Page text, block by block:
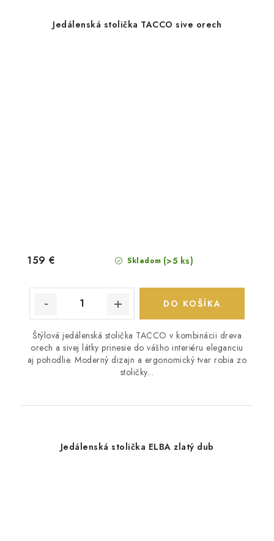
Jedálenská stolička TACCO sive orech
Skladom (>5 ks)
159 €
DO KOŠÍKA
Štýlová jedálenská stolička TACCO v kombinácii dreva
orech a sivej látky prinesie do vášho interiéru eleganciu
aj pohodlie. Moderný dizajn a ergonomický tvar robia zo
stoličky...
Jedálenská stolička ELBA zlatý dub